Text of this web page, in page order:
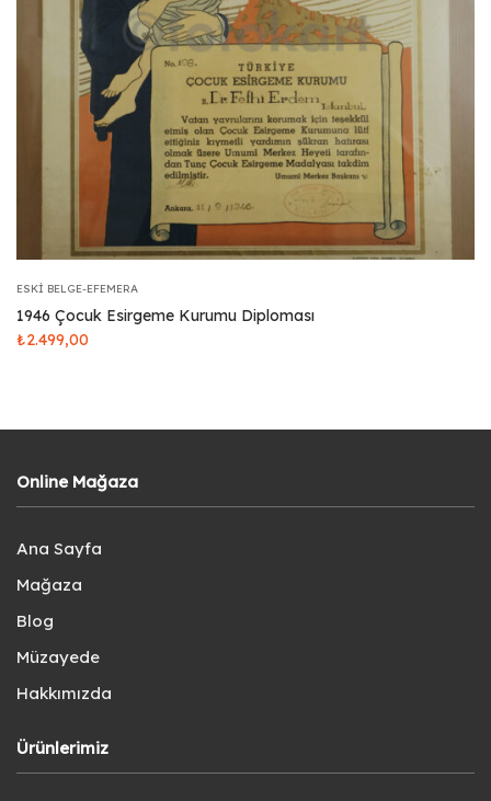
ESKI BELGE-EFEMERA
1946 Çocuk Esirgeme Kurumu Diploması
₺2.499,00
Online Mağaza
Ana Sayfa
Mağaza
Blog
Müzayede
Hakkımızda
Ürünlerimiz